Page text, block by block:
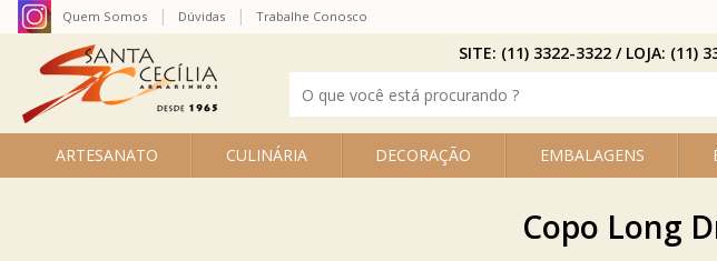
ARTESANATO CULINÁRIA DECORAÇÃO EMBALAGENS
Quem Somos Dúvidas Trabalhe Conosco
SITE: (11) 3322-3322 / LOJA: (11)
Copo Long